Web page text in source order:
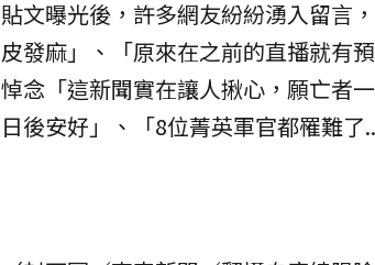
貼文曝光後，許多網友紛紛湧入留言
皮發麻」、「原來在之前的直播就有
悼念「這新聞實在讓人揪心，願亡者
日後安好」、「8位菁英軍官都罹難了